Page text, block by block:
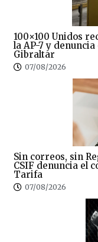
100×100 Unidos
la AP-7 y
Gibraltar
07/08/2026
Sin correos, sin
CSIF denuncia el
Tarifa
07/08/2026